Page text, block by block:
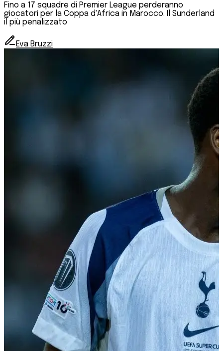
Fino a 17 squadre di Premier League perderanno
giocatori per la Coppa d'Africa in Marocco. Il Sunderland
il più penalizzato
Eva Bruzzi